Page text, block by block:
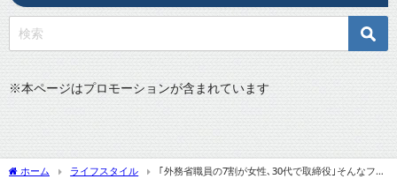
※本ページはプロモーションが含まれています
ホーム ライフスタイル
｢外務省職員の7割が女性､30代で取締役｣そんなフィ